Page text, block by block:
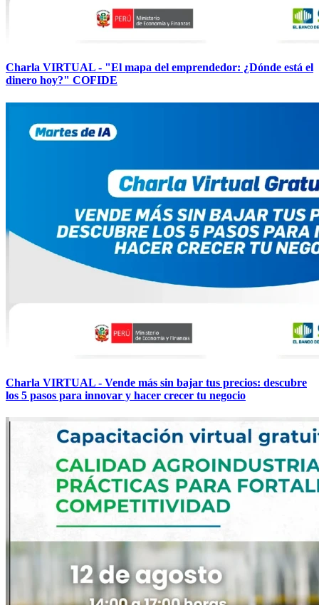
Charla VIRTUAL - "El mapa del emprendedor: ¿Dónde está el
dinero hoy?" COFIDE
Charla VIRTUAL - Vende más sin bajar tus precios: descubre
los 5 pasos para innovar y hacer crecer tu negocio